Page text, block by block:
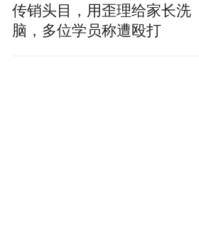
传销头目，用歪理给家长洗
脑，多位学员称遭殴打